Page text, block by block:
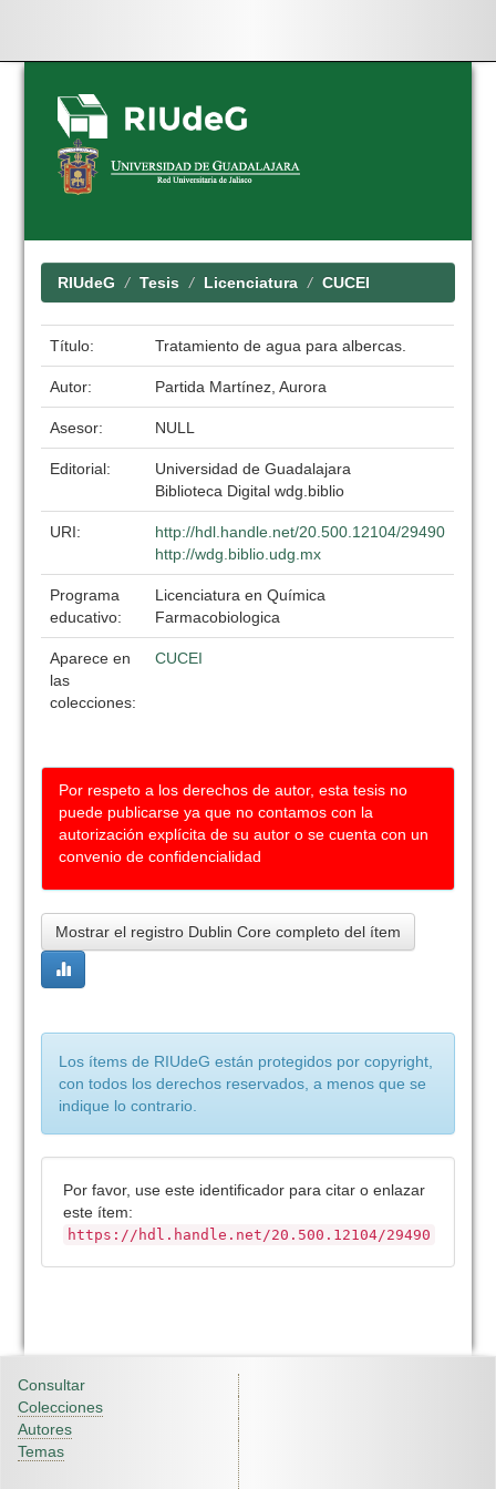
Skip
navigation
RIUdeG Tesis Licenciatura CUCEI
Título: Tratamiento de agua para albercas.
Autor: Partida Martínez, Aurora
Asesor: NULL
Editorial:
Universidad de Guadalajara
Biblioteca Digital wdg.biblio
URI:
http://hdl.handle.net/20.500.12104/29490
http://wdg.biblio.udg.mx
Programa
educativo:
Licenciatura en Química
Farmacobiologica
Aparece en
las
colecciones:
CUCEI
Por respeto a los derechos de autor, esta tesis no
puede publicarse ya que no contamos con la
autorización explícita de su autor o se cuenta con un
convenio de confidencialidad
Mostrar el registro Dublin Core completo del ítem
Los ítems de RIUdeG están protegidos por copyright,
con todos los derechos reservados, a menos que se
indique lo contrario.
Por favor, use este identificador para citar o enlazar
este ítem:
https://hdl.handle.net/20.500.12104/29490
Consultar
Colecciones
Autores
Temas